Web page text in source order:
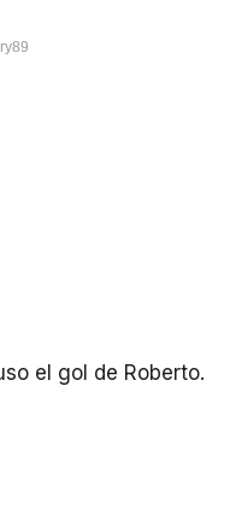
el gol de Roberto.